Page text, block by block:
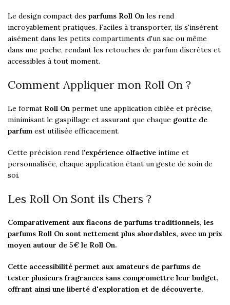
Le design compact des parfums Roll On les rend
incroyablement pratiques. Faciles à transporter, ils s'insèrent
aisément dans les petits compartiments d'un sac ou même
dans une poche, rendant les retouches de parfum discrètes et
accessibles à tout moment.
Comment Appliquer mon Roll On ?
Le format Roll On permet une application ciblée et précise,
minimisant le gaspillage et assurant que chaque goutte de
parfum est utilisée efficacement.
Cette précision rend l'expérience olfactive intime et
personnalisée, chaque application étant un geste de soin de
soi.
Les Roll On Sont ils Chers ?
Comparativement aux flacons de parfums traditionnels, les
parfums Roll On sont nettement plus abordables, avec un prix
moyen autour de 5€ le Roll On.
Cette accessibilité permet aux amateurs de parfums de
tester plusieurs fragrances sans compromettre leur budget,
offrant ainsi une liberté d'exploration et de découverte.